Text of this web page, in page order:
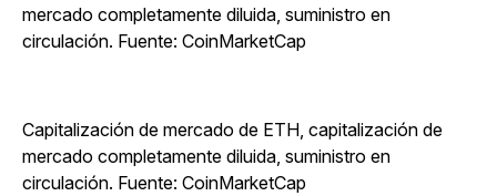
mercado completamente diluida, suministro en
circulación. Fuente: CoinMarketCap
Capitalización de mercado de ETH, capitalización de
mercado completamente diluida, suministro en
circulación. Fuente: CoinMarketCap